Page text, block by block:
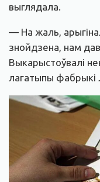
выглядала.
— На жаль,
знойдзена, нам
Выкарыстоўвалі
лагатыпы фабрыкі